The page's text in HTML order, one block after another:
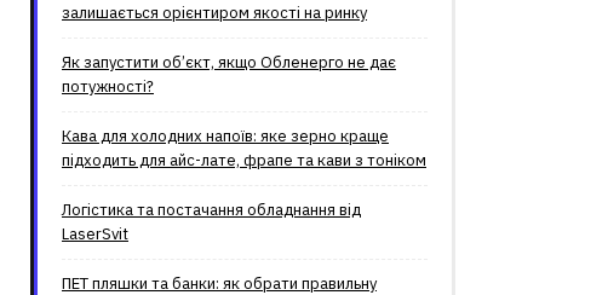
залишається орієнтиром якості на ринку
Як запустити об’єкт, якщо Обленерго не дає
потужності?
Кава для холодних напоїв: яке зерно краще
підходить для айс-лате, фрапе та кави з тоніком
Логістика та постачання обладнання від
LaserSvit
ПЕТ пляшки та банки: як обрати правильну